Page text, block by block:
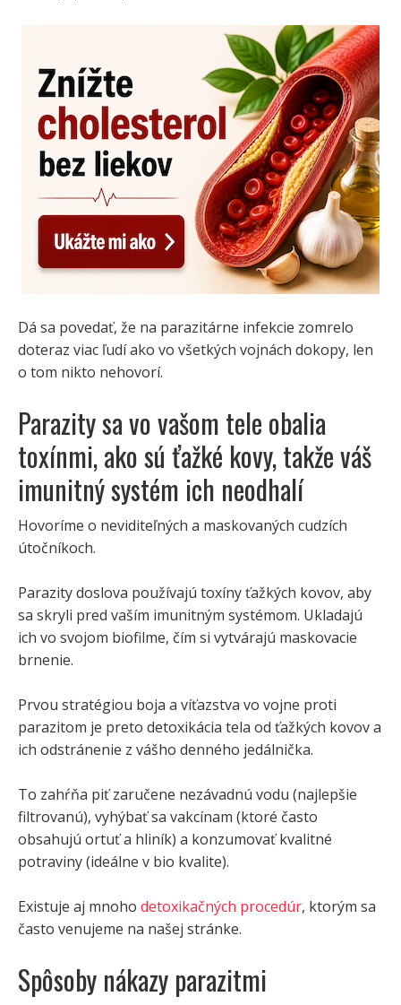
Dá sa povedať, že na parazitárne infekcie zomrelo
doteraz viac ľudí ako vo všetkých vojnách dokopy, len
o tom nikto nehovorí.
Parazity sa vo vašom tele obalia
toxínmi, ako sú ťažké kovy, takže váš
imunitný systém ich neodhalí
Hovoríme o neviditeľných a maskovaných cudzích
útočníkoch.
Parazity doslova používajú toxíny ťažkých kovov, aby
sa skryli pred vaším imunitným systémom. Ukladajú
ich vo svojom biofilme, čím si vytvárajú maskovacie
brnenie.
Prvou stratégiou boja a víťazstva vo vojne proti
parazitom je preto detoxikácia tela od ťažkých kovov a
ich odstránenie z vášho denného jedálnička.
To zahŕňa piť zaručene nezávadnú vodu (najlepšie
filtrovanú), vyhýbať sa vakcínam (ktoré často
obsahujú ortuť a hliník) a konzumovať kvalitné
potraviny (ideálne v bio kvalite).
Existuje aj mnoho detoxikačných procedúr, ktorým sa
často venujeme na našej stránke.
Spôsoby nákazy parazitmi